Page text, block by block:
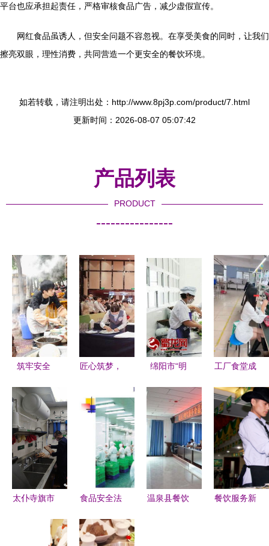
平台也应承担起责任，严格审核食品广告，减少虚假宣传。
网红食品虽诱人，但安全问题不容忽视。在享受美食的同时，让我们
擦亮双眼，理性消费，共同营造一个更安全的餐饮环境。
如若转载，请注明出处：http://www.8pj3p.com/product/7.html
更新时间：2026-08-07 05:07:42
产品列表
PRODUCT
----------------
筑牢安全
护“舌尖上
的乡
愁”——华
蓥市多措并
举加强农村
餐饮服务监
匠心筑梦，
——记
2020年上
海市青浦区
职业技能竞
赛长三角核
心区餐饮服
展示活动
绵阳市“明
程成效显
著，餐饮服
务单位覆盖
率突破
工厂食堂成
虎？浙江小
伙因伙食辞
职引热议
太仆寺旗市
饮服务食品
食品安全法
筑牢健康防
温泉县餐饮
餐饮服务新